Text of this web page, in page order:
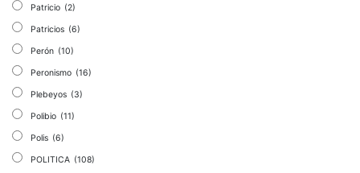
Patricio (2)
Patricios (6)
Perón (10)
Peronismo (16)
Plebeyos (3)
Polibio (11)
Polis (6)
POLITICA (108)